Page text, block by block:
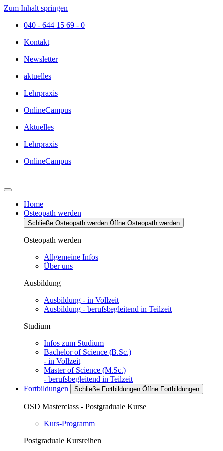
Zum Inhalt springen
040 - 644 15 69 - 0
Kontakt
Newsletter
aktuelles
Lehrpraxis
OnlineCampus
Aktuelles
Lehrpraxis
OnlineCampus
Home
Osteopath werden
Schließe Osteopath werden Öffne Osteopath werden
Osteopath werden
Allgemeine Infos
Über uns
Ausbildung
Ausbildung - in Vollzeit
Ausbildung - berufsbegleitend in Teilzeit
Studium
Infos zum Studium
Bachelor of Science (B.Sc.)
- in Vollzeit
Master of Science (M.Sc.)
- berufsbegleitend in Teilzeit
Fortbildungen
Schließe Fortbildungen Öffne Fortbildungen
OSD Masterclass - Postgraduale Kurse
Kurs-Programm
Postgraduale Kursreihen